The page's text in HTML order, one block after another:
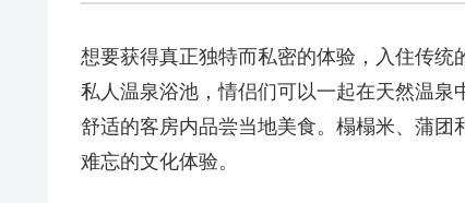
想要获得真正独特而私密的体验，入住传
私人温泉浴池，情侣们可以一起在天然温
舒适的客房内品尝当地美食。榻榻米、蒲
难忘的文化体验。